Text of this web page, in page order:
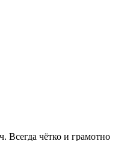
Всегда чётко и грамотно